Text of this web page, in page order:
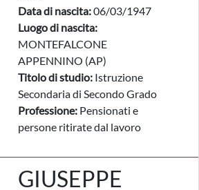
Data di nascita:06/03/1947
Luogo di nascita:
MONTEFALCONE
APPENNINO (AP)
Titolo di studio: Istruzione
Secondaria di Secondo Grado
Professione: Pensionati e
persone ritirate dal lavoro
GIUSEPPE